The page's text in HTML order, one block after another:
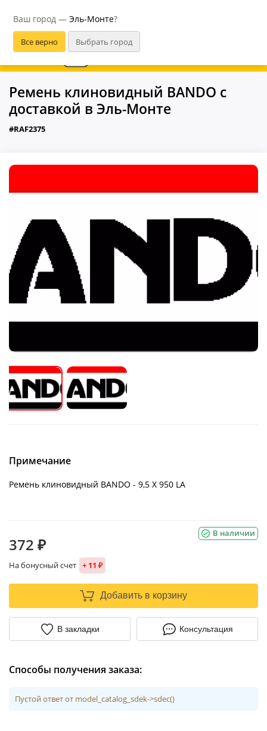
Ваш город — Эль-Монте?
В приложении удобнее
Ремень клиновидный BANDO с
доставкой в Эль-Монте
#RAF2375
Примечание
Ремень клиновидный BANDO - 9,5 X 950 LA
В наличии
372 ₽
На бонусный счет + 11 ₽
Добавить в корзину
В закладки Консультация
Способы получения заказа:
Пустой ответ от model_catalog_sdek->sdec()